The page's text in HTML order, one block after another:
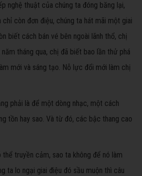
nghệ thuật của chúng ta đóng băng lại,
còn đơn điệu, chúng ta hát mãi một giai
biết cách bán vé bên ngoài lãnh thổ, chị
tháng qua, chị đã biết bao lần thử phá
mới và sáng tạo. Nỗ lực đổi mới làm chị
phải là để một dòng nhạc, một cách
tồn hay sao. Và từ đó, các bậc thang cao
truyền cảm, sao ta không để nó làm
ta lo ngại giai điệu đó sầu muộn thì câu